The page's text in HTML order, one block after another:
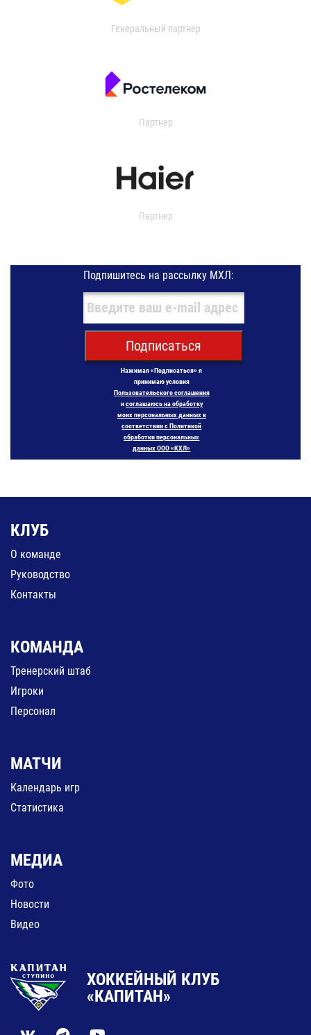
Генеральный партнер
Партнер
Партнер
Подпишитесь на рассылку МХЛ:
Подписаться
Нажимая «Подписаться» я
принимаю условия
Пользовательского соглашения
исоглашаюсь на обработку
моих персональных данных в
соответствии с Политикой
обработки персональных
данных ООО «КХЛ»
КЛУБ
О команде
Руководство
Контакты
КОМАНДА
Тренерский штаб
Игроки
Персонал
МАТЧИ
Календарь игр
Статистика
МЕДИА
Фото
Новости
Видео
ХОККЕЙНЫЙ КЛУБ
«КАПИТАН»